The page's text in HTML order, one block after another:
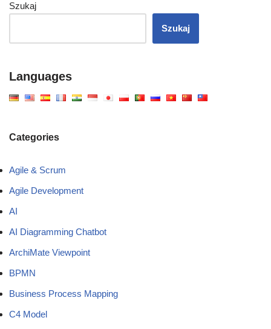
Szukaj
Szukaj
Languages
Categories
Agile & Scrum
Agile Development
AI
AI Diagramming Chatbot
ArchiMate Viewpoint
BPMN
Business Process Mapping
C4 Model